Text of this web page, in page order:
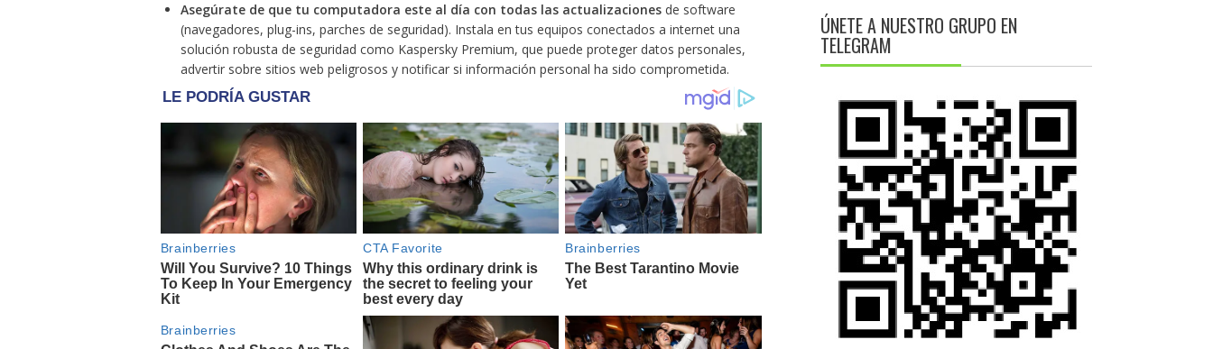
Asegúrate de que tu computadora este al día con todas las actualizacionesde software
(navegadores, plug-ins, parches de seguridad). Instala en tus equipos conectados a internet una
solución robusta de seguridad como Kaspersky Premium, que puede proteger datos personales,
advertir sobre sitios web peligrosos y notificar si información personal ha sido comprometida.
ÚNETE A NUESTRO GRUPO EN
TELEGRAM